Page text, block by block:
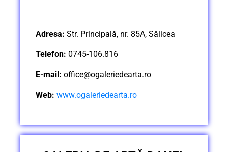
Adresa: Str. Principală, nr. 85A, Sălicea
Telefon: 0745-106.816
E-mail: office@ogaleriedearta.ro
Web: www.ogaleriedearta.ro